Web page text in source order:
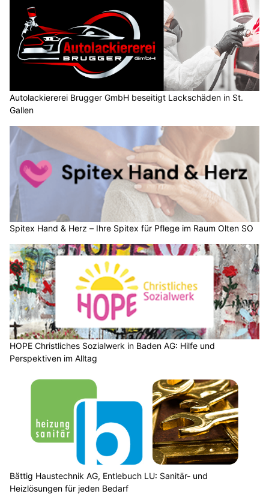
Autolackiererei Brugger GmbH beseitigt Lackschäden in St.
Gallen
Spitex Hand & Herz – Ihre Spitex für Pflege im Raum Olten SO
HOPE Christliches Sozialwerk in Baden AG: Hilfe und
Perspektiven im Alltag
Bättig Haustechnik AG, Entlebuch LU: Sanitär- und
Heizlösungen für jeden Bedarf